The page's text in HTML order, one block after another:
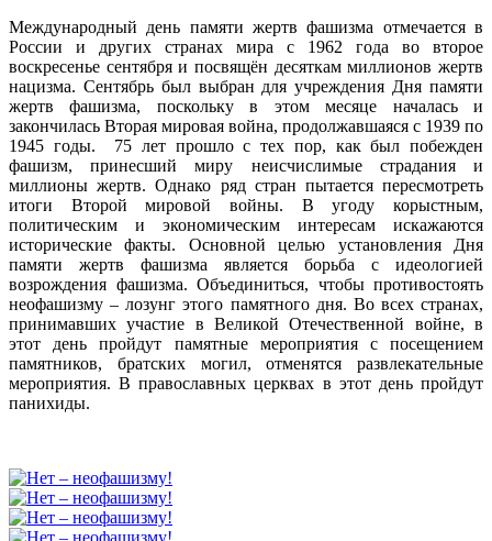
Международный день памяти жертв фашизма отмечается в
России и других странах мира с 1962 года во второе
воскресенье сентября и посвящён десяткам миллионов жертв
нацизма. Сентябрь был выбран для учреждения Дня памяти
жертв фашизма, поскольку в этом месяце началась и
закончилась Вторая мировая война, продолжавшаяся с 1939 по
1945 годы. 75 лет прошло с тех пор, как был побежден
фашизм, принесший миру неисчислимые страдания и
миллионы жертв. Однако ряд стран пытается пересмотреть
итоги Второй мировой войны. В угоду корыстным,
политическим и экономическим интересам искажаются
исторические факты. Основной целью установления Дня
памяти жертв фашизма является борьба с идеологией
возрождения фашизма. Объединиться, чтобы противостоять
неофашизму – лозунг этого памятного дня. Во всех странах,
принимавших участие в Великой Отечественной войне, в
этот день пройдут памятные мероприятия с посещением
памятников, братских могил, отменятся развлекательные
мероприятия. В православных церквах в этот день пройдут
панихиды.